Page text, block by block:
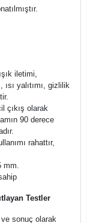
iletimi,
yalıtımı, gizlilik
çıkış olarak
90 derece
rahattır,
mm.
Testler
ve sonuç olarak